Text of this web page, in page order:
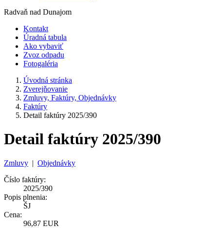
Radvaň nad Dunajom
Kontakt
Úradná tabula
Ako vybaviť
Zvoz odpadu
Fotogaléria
Úvodná stránka
Zverejňovanie
Zmluvy, Faktúry, Objednávky
Faktúry
Detail faktúry 2025/390
Detail faktúry 2025/390
Zmluvy | Objednávky
Číslo faktúry:
2025/390
Popis plnenia:
ŠJ
Cena:
96,87 EUR